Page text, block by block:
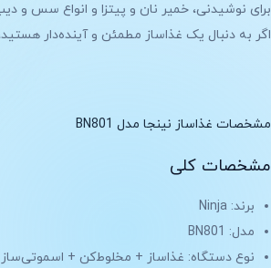
برای نوشیدنی، خمیر نان و پیتزا و انواع سس و
اگر به دنبال یک غذاساز مطمئن و آینده‌دار
مشخصات غذاساز نینجا مدل BN801
مشخصات کلی
برند: Ninja
مدل: BN801
نوع دستگاه: غذاساز + مخلوط‌کن + اسموتی‌ساز